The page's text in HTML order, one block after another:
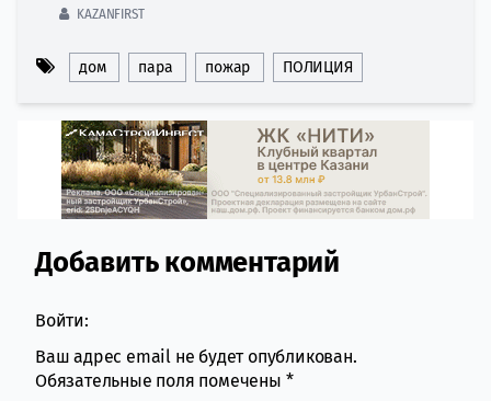
KAZANFIRST
дом пара пожар ПОЛИЦИЯ
Comment section
Добавить комментарий
Войти:
Ваш адрес email не будет опубликован.
Обязательные поля помечены *